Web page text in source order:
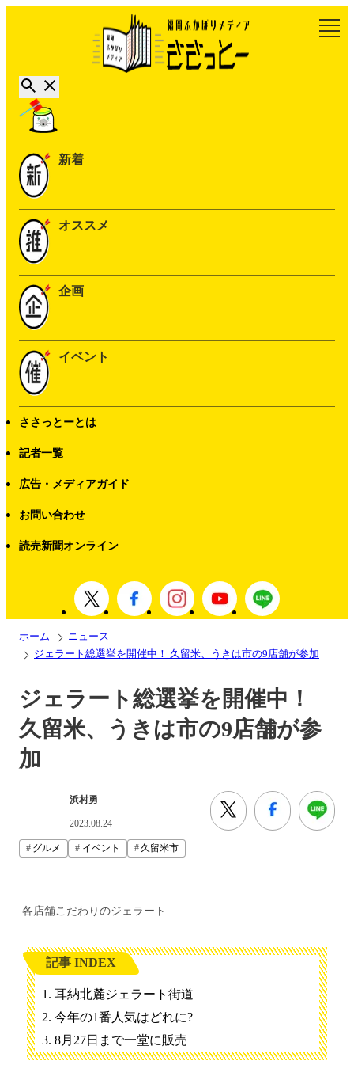
新着
オススメ
企画
イベント
ささっとーとは
記者一覧
広告・メディアガイド
お問い合わせ
読売新聞オンライン
ホーム
ニュース
ジェラート総選挙を開催中！ 久留米、うきは市の9店舗が参加
ジェラート総選挙を開催中！
久留米、うきは市の9店舗が参
加
浜村勇
2023.08.24
グルメ イベント 久留米市
各店舗こだわりのジェラート
記事 INDEX
耳納北麓ジェラート街道
今年の1番人気はどれに?
8月27日まで一堂に販売